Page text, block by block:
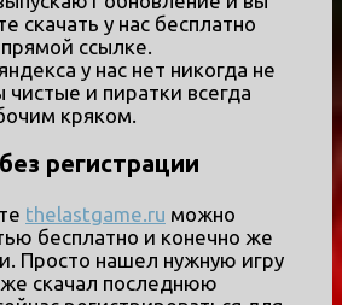
скачать у нас бесплатно
ссылке.
у нас нет никогда не
чистые и пиратки всегда
кряком.
регистрации
thelastgame.ru можно
бесплатно и конечно же
Просто нашел нужную игру
же скачал последнюю